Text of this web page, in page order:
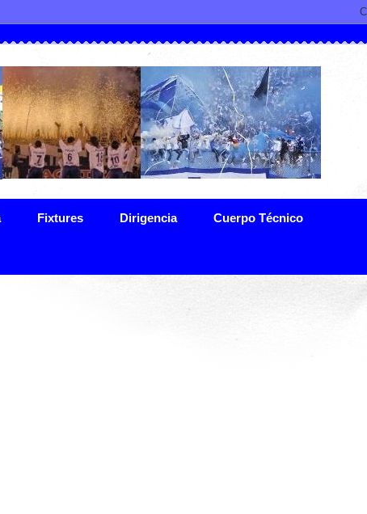
Fixtures Dirigencia Cuerpo Técnico